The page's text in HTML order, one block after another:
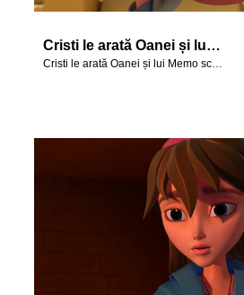
Cristi le arată Oanei și lui Memo schemele grozave pe care le poate face cu skateboardul.
Cristi le arată Oanei și lui Memo schemele grozave pe care le poate face cu skateboardul.